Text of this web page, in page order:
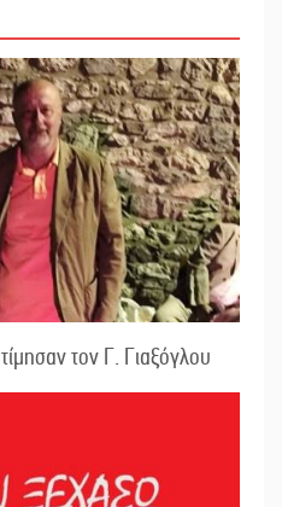
τον Γ. Γιαξόγλου